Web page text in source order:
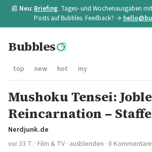
📰 Neu: Briefing. Tages- und Wochenausgaben
Posts auf Bubbles. Feedback? →
Bubbles
top new hot my
Mushoku Tensei:
Reincarnation –
Nerdjunk.de
vor 33 T. · Film & TV · ausblenden · 0 Kommentare